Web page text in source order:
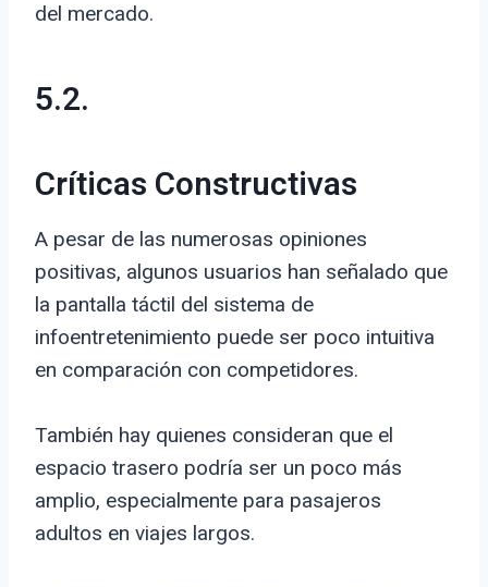
del mercado.
5.2.
Críticas Constructivas
A pesar de las numerosas opiniones
positivas, algunos usuarios han señalado que
la pantalla táctil del sistema de
infoentretenimiento puede ser poco intuitiva
en comparación con competidores.
También hay quienes consideran que el
espacio trasero podría ser un poco más
amplio, especialmente para pasajeros
adultos en viajes largos.